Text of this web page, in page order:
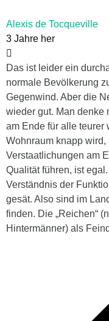
Alexis de Tocqueville
3 Jahre her
Das ist leider ein
normale Bevölkerung
Gegenwind. Aber die
wieder gut. Man denke
am Ende für alle teurer
Wohnraum knapp
Verstaatlichungen am
Qualität führen, ist
Verständnis der
gesät. Also sind im
finden. Die „Reichen“
Hintermänner) als